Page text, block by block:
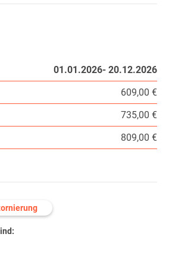
01.01.2026- 20.12.2026
609,00 €
735,00 €
809,00 €